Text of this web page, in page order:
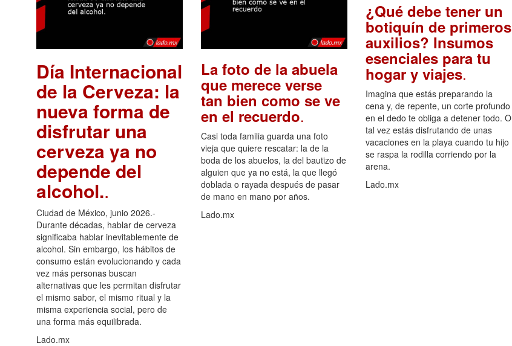
Día Internacional
de la Cerveza: la
nueva forma de
disfrutar una
cerveza ya no
depende del
alcohol..
Ciudad de México, junio 2026.-
Durante décadas, hablar de cerveza
significaba hablar inevitablemente de
alcohol. Sin embargo, los hábitos de
consumo están evolucionando y cada
vez más personas buscan
alternativas que les permitan disfrutar
el mismo sabor, el mismo ritual y la
misma experiencia social, pero de
una forma más equilibrada.
Lado.mx
La foto de la abuela
que merece verse
tan bien como se ve
en el recuerdo.
Casi toda familia guarda una foto
vieja que quiere rescatar: la de la
boda de los abuelos, la del bautizo de
alguien que ya no está, la que llegó
doblada o rayada después de pasar
de mano en mano por años.
Lado.mx
¿Qué debe tener un
botiquín de primeros
auxilios? Insumos
esenciales para tu
hogar y viajes.
Imagina que estás preparando la
cena y, de repente, un corte profundo
en el dedo te obliga a detener todo. O
tal vez estás disfrutando de unas
vacaciones en la playa cuando tu hijo
se raspa la rodilla corriendo por la
arena.
Lado.mx